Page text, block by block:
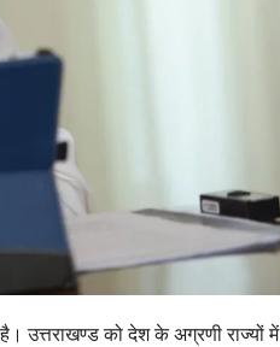
उत्तराखण्ड को देश के अग्रणी राज्यों में